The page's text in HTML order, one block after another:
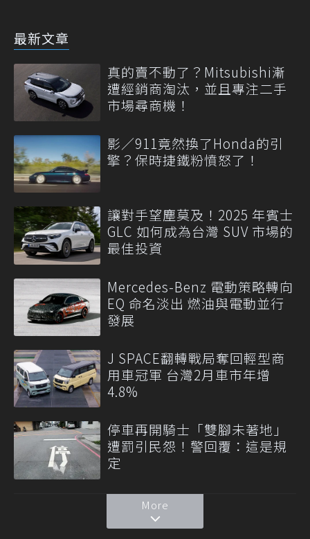
最新文章
真的賣不動了？Mitsubishi漸
遭經銷商淘汰，並且專注二手
市場尋商機！
影／911竟然換了Honda的引
擎？保時捷鐵粉憤怒了！
讓對手望塵莫及！2025 年賓士
GLC 如何成為台灣 SUV 市場的
最佳投資
Mercedes-Benz 電動策略轉向
EQ 命名淡出 燃油與電動並行
發展
J SPACE翻轉戰局奪回輕型商
用車冠軍 台灣2月車市年增
4.8%
停車再開騎士「雙腳未著地」
遭罰引民怨！警回覆：這是規
定
More